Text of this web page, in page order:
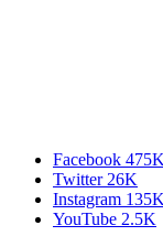
Facebook 475K
Twitter 26K
Instagram 135K
YouTube 2.5K